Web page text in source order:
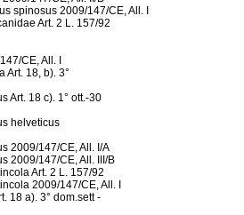
spinosus 2009/147/CE, All. I
Art. 2 L. 157/92
CE, All. I
Art. 18, b). 3°
Art. 18 c). 1° ott.-30
helveticus
2009/147/CE, All. I/A
2009/147/CE, All. III/B
Art. 2 L. 157/92
2009/147/CE, All. I
18 a). 3° dom.sett -